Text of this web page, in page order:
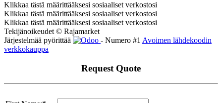
Klikkaa tästä määrittääksesi sosiaaliset verkostosi
Klikkaa tästä määrittääksesi sosiaaliset verkostosi
Klikkaa tästä määrittääksesi sosiaaliset verkostosi
Tekijänoikeudet © Rajamarket
Järjestelmää pyörittää
- Numero #1 Avoimen lähdekoodin
verkkokauppa
Request Quote